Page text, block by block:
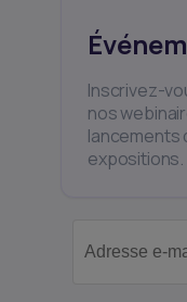
Inscrivez-
nos
lancements
expositions.